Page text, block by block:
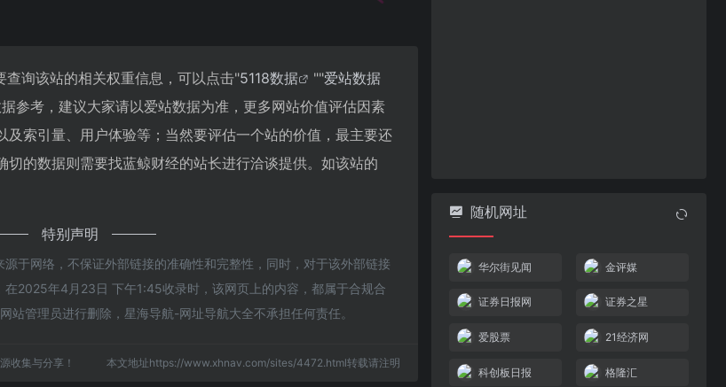
询该站的相关权重信息，可以点击"5118数据 ""爱站数据
参考，建议大家请以爱站数据为准，更多网站价值评估因素
索引量、用户体验等；当然要评估一个站的价值，最主要还
的数据则需要找蓝鲸财经的站长进行洽谈提供。如该站的
特别声明
于网络，不保证外部链接的准确性和完整性，同时，对于该外部链接
2025年4月23日 下午1:45收录时，该网页上的内容，都属于合规合
站管理员进行删除，星海导航-网址导航大全不承担任何责任。
收集与分享！ 本文地址https://www.xhnav.com/sites/4472.html转载请注明
随机网址
华尔街见闻 金评媒
证券日报网 证券之星
爱股票 21经济网
科创板日报 格隆汇